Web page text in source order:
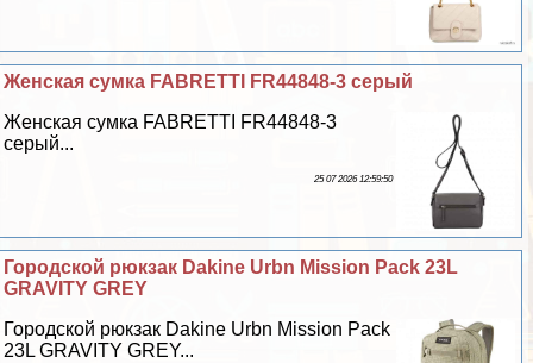
Женская сумка FABRETTI FR44848-3 серый
Женская сумка FABRETTI FR44848-3
серый...
25 07 2026 12:59:50
Городской рюкзак Dakine Urbn Mission Pack 23L
GRAVITY GREY
Городской рюкзак Dakine Urbn Mission Pack
23L GRAVITY GREY...